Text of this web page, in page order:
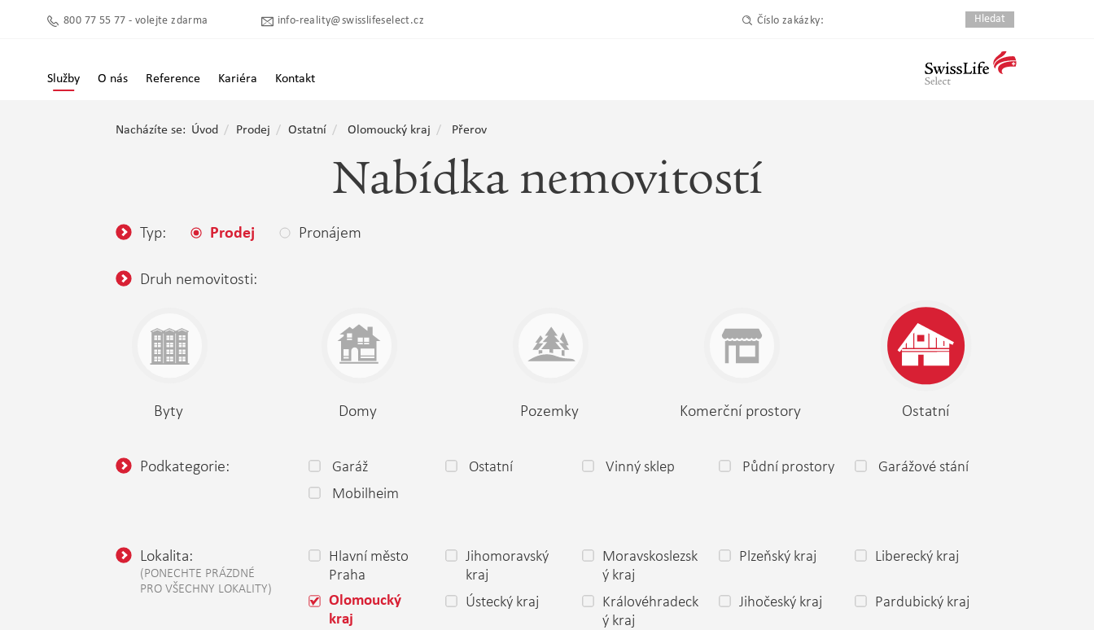
800 77 55 77 - volejte zdarma info-reality@swisslifeselect.cz Číslo zakázky:
Služby O nás Reference Kariéra Kontakt
Nacházíte se: Úvod Prodej Ostatní Olomoucký kraj Přerov
Nabídka nemovitostí
Typ: Prodej Pronájem
Druh nemovitosti:
Byty Domy Pozemky Komerční prostory Ostatní
Podkategorie: Garáž Ostatní Vinný sklep Půdní prostory
Garážové stání
Mobilheim
Lokalita:
(PONECHTE PRÁZDNÉ
PRO VŠECHNY LOKALITY)
Hlavní město
Praha
Jihomoravský
kraj
Moravskoslezsk
ý kraj
Plzeňský kraj Liberecký kraj
Olomoucký
kraj
Ústecký kraj
Královéhradeck
ý kraj
Jihočeský kraj Pardubický kraj